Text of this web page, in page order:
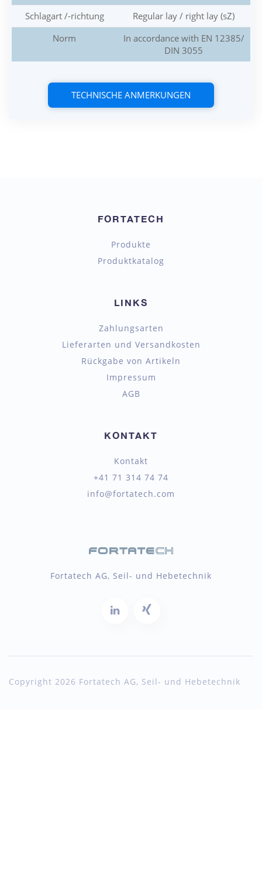
Schlagart /-richtung
Regular lay / right lay (sZ)
Norm
In accordance with EN 12385/
DIN 3055
TECHNISCHE ANMERKUNGEN
FORTATECH
Produkte
Produktkatalog
LINKS
Zahlungsarten
Lieferarten und Versandkosten
Rückgabe von Artikeln
Impressum
AGB
KONTAKT
Kontakt
+41 71 314 74 74
info@fortatech.com
Fortatech AG, Seil- und Hebetechnik
Copyright 2026 Fortatech AG, Seil- und Hebetechnik